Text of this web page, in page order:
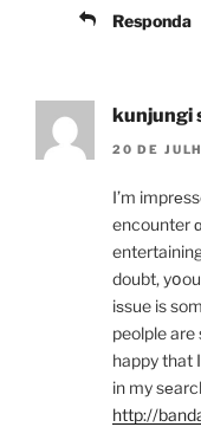
Responda
kunjungi
20 DE
I’m
encounter
doubt,
iѕsue is
peolple are
happy that
in my
http://